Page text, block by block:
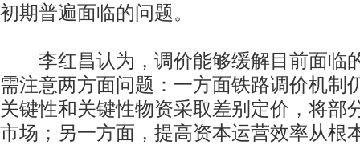
初期普遍面临的问题。
李红昌认为，调价能够缓解目前面临
需注意两方面问题：一方面铁路调价机制
关键性和关键性物资采取差别定价，将部
市场；另一方面，提高资本运营效率从根